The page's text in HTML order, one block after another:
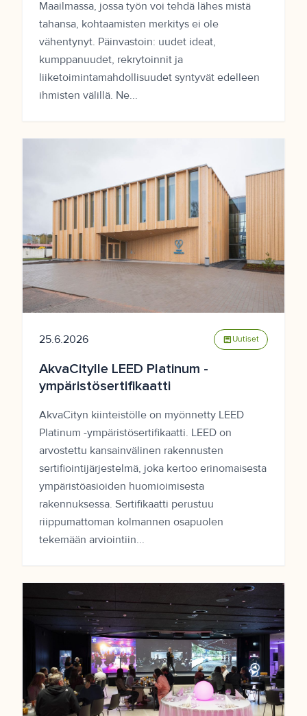
Maailmassa, jossa työn voi tehdä lähes mistä
tahansa, kohtaamisten merkitys ei ole
vähentynyt. Päinvastoin: uudet ideat,
kumppanuudet, rekrytoinnit ja
liiketoimintamahdollisuudet syntyvät edelleen
ihmisten välillä. Ne...
25.6.2026 article Uutiset
AkvaCitylle LEED Platinum -
ympäristösertifikaatti
AkvaCityn kiinteistölle on myönnetty LEED
Platinum -ympäristösertifikaatti. LEED on
arvostettu kansainvälinen rakennusten
sertifiointijärjestelmä, joka kertoo erinomaisesta
ympäristöasioiden huomioimisesta
rakennuksessa. Sertifikaatti perustuu
riippumattoman kolmannen osapuolen
tekemään arviointiin...